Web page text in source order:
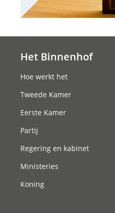
Het Binnenhof
Hoe werkt het
Tweede Kamer
Eerste Kamer
Partij
Regering en kabinet
Ministeries
Koning